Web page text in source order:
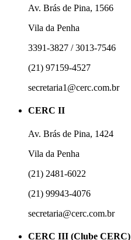
Av. Brás de Pina, 1566
Vila da Penha
3391-3827 / 3013-7546
(21) 97159-4527
secretaria1@cerc.com.br
CERC II
Av. Brás de Pina, 1424
Vila da Penha
(21) 2481-6022
(21) 99943-4076
secretaria@cerc.com.br
CERC III (Clube CERC)